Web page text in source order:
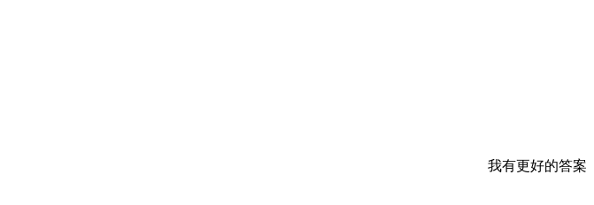
我有更好的答案